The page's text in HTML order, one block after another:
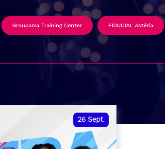
Groupama Training Center FIDUCIAL Astéria
26 Sept.